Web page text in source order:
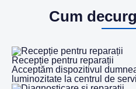
Cum
Recepție pentru reparații
Acceptăm dispozitivul
luminozitate la centrul de